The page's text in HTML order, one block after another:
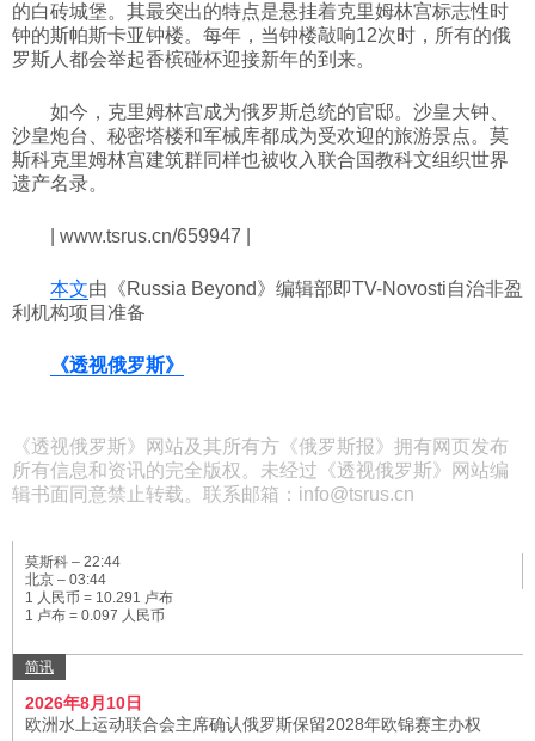
的白砖城堡。其最突出的特点是悬挂着克里姆林宫标志性时
钟的斯帕斯卡亚钟楼。每年，当钟楼敲响12次时，所有的俄
罗斯人都会举起香槟碰杯迎接新年的到来。
如今，克里姆林宫成为俄罗斯总统的官邸。沙皇大钟、
沙皇炮台、秘密塔楼和军械库都成为受欢迎的旅游景点。莫
斯科克里姆林宫建筑群同样也被收入联合国教科文组织世界
遗产名录。
| www.tsrus.cn/659947 |
本文由《Russia Beyond》编辑部即TV-Novosti自治非盈
利机构项目准备
《透视俄罗斯》
《透视俄罗斯》网站及其所有方《俄罗斯报》拥有网页发布
所有信息和资讯的完全版权。未经过《透视俄罗斯》网站编
辑书面同意禁止转载。联系邮箱：info@tsrus.cn
莫斯科 – 22:44
北京 – 03:44
1 人民币 = 10.291 卢布
1 卢布 = 0.097 人民币
简讯
2026年8月10日
欧洲水上运动联合会主席确认俄罗斯保留2028年欧锦赛主办权